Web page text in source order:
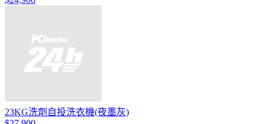
23KG洗劑自投洗衣機(夜墨灰)